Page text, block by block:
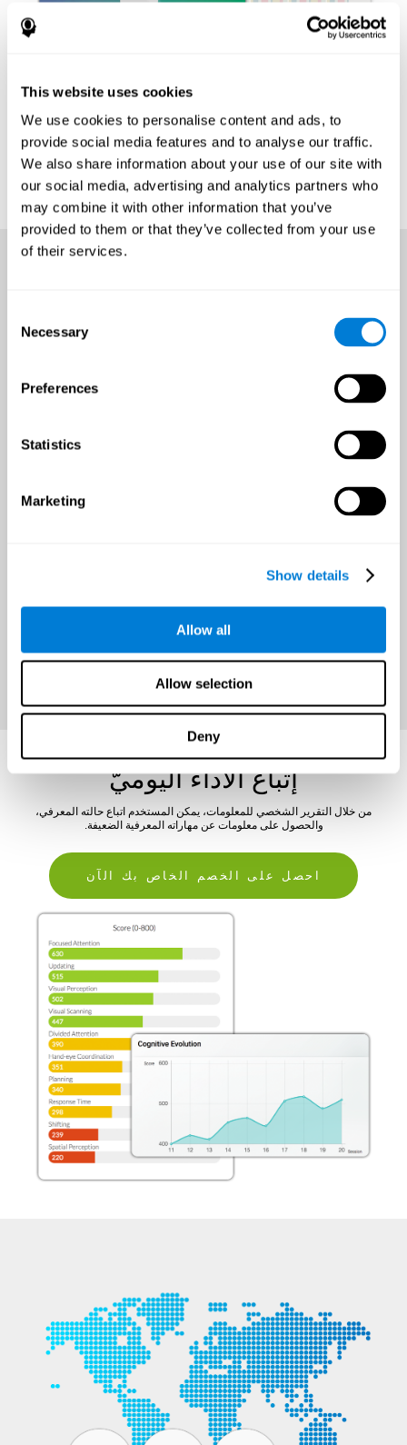
This website uses cookies
We use cookies to personalise content and ads, to
provide social media features and to analyse our traffic.
We also share information about your use of our site with
our social media, advertising and analytics partners who
may combine it with other information that you’ve
provided to them or that they’ve collected from your use
of their services.
Selection
Necessary
Preferences
Statistics
Marketing
Show details
Allow all
Allow selection
Deny
خلال السنة الكاملة.
إنّه مهمّ أن تحدّد هدف محدّد قبل بداية التدريب لإبقاء الحافز وتحدّي العقل.
احصل على الخصم الخاص بك الآن
إتباع الأداء اليوميّ
من خلال التقرير الشخصي للمعلومات، يمكن المستخدم اتباع حالته المعرفي،
والحصول على معلومات عن مهاراته المعرفية الضعيفة.
احصل على الخصم الخاص بك الآن